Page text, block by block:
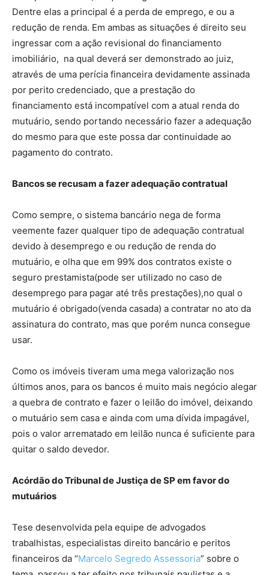
Dentre elas a principal é a perda de emprego, e ou a
redução de renda. Em ambas as situações é direito seu
ingressar com a ação revisional do financiamento
imobiliário, na qual deverá ser demonstrado ao juiz,
através de uma perícia financeira devidamente assinada
por perito credenciado, que a prestação do
financiamento está incompatível com a atual renda do
mutuário, sendo portando necessário fazer a adequação
do mesmo para que este possa dar continuidade ao
pagamento do contrato.
Bancos se recusam a fazer adequação contratual
Como sempre, o sistema bancário nega de forma
veemente fazer qualquer tipo de adequação contratual
devido à desemprego e ou redução de renda do
mutuário, e olha que em 99% dos contratos existe o
seguro prestamista(pode ser utilizado no caso de
desemprego para pagar até três prestações),no qual o
mutuário é obrigado(venda casada) a contratar no ato da
assinatura do contrato, mas que porém nunca consegue
usar.
Como os imóveis tiveram uma mega valorização nos
últimos anos, para os bancos é muito mais negócio alegar
a quebra de contrato e fazer o leilão do imóvel, deixando
o mutuário sem casa e ainda com uma dívida impagável,
pois o valor arrematado em leilão nunca é suficiente para
quitar o saldo devedor.
Acórdão do Tribunal de Justiça de SP em favor do
mutuários
Tese desenvolvida pela equipe de advogados
trabalhistas, especialistas direito bancário e peritos
financeiros da “Marcelo Segredo Assessoria” sobre o